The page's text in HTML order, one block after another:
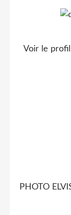
PHOTO
Voir le